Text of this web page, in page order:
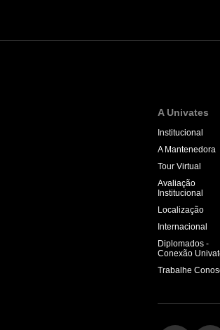
A Univates
Institucional
A Mantenedora
Tour Virtual
Avaliação
Institucional
Localização
Internacional
Diplomados -
Conexão
Trabalhe